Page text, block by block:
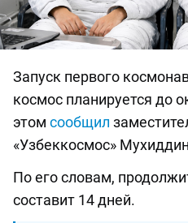
Запуск первого
космос планируется до
этом сообщил
«Узбеккосмос»
По его словам,
составит 14 дней.